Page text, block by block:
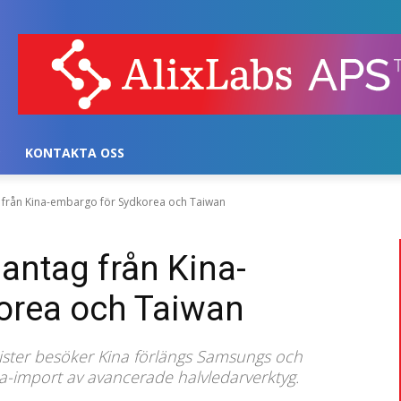
KONTAKTA OSS
Kina-embargo för Sydkorea och Taiwan
från Kina-
och Taiwan
besöker Kina förlängs Samsungs och
import av avancerade halvledarverktyg.